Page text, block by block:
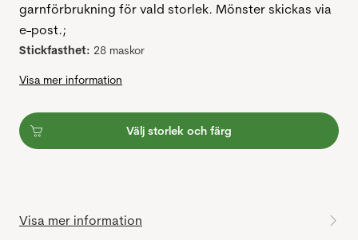
garnförbrukning för vald storlek. Mönster skickas via
e-post.;
Stickfasthet: 28 maskor
Visa mer information
Välj storlek och färg
Visa mer information